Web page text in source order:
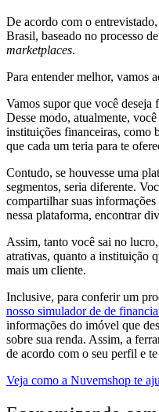
De acordo com o
Brasil, baseado no processo
marketplaces.
Para entender melhor, vamos
Vamos supor que você
Desse modo, atualmente,
instituições financeiras, como
que cada um teria para te
Contudo, se houvesse uma
segmentos, seria diferente.
compartilhar suas informações
nessa plataforma, encontrar
Assim, tanto você sai no
atrativas, quanto a instituição
mais um cliente.
Inclusive, para conferir um
nosso simulador de de
informações do imóvel que
sobre sua renda. Assim, a
de acordo com o seu perfil e
Veja como a Nuvemshop te